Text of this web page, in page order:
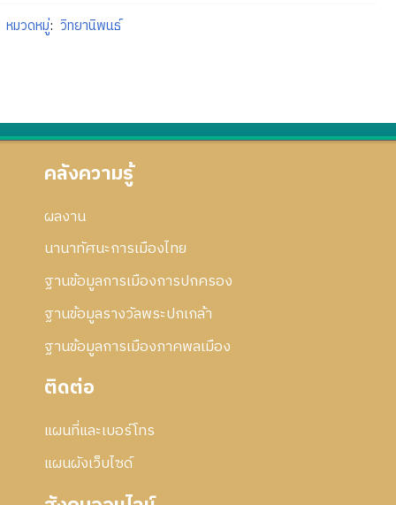
หมวดหมู่: วิทยานิพนธ์
คลังความรู้
ผลงาน
นานาทัศนะการเมืองไทย
ฐานข้อมูลการเมืองการปกครอง
ฐานข้อมูลรางวัลพระปกเกล้า
ฐานข้อมูลการเมืองภาคพลเมือง
ติดต่อ
แผนที่และเบอร์โทร
แผนผังเว็บไซด์